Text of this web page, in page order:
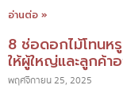
อ่านต่อ »
8 ช่อดอกไม้โทนห
ให้ผู้ใหญ่และลูกค้า
พฤศจิกายน 25, 2025